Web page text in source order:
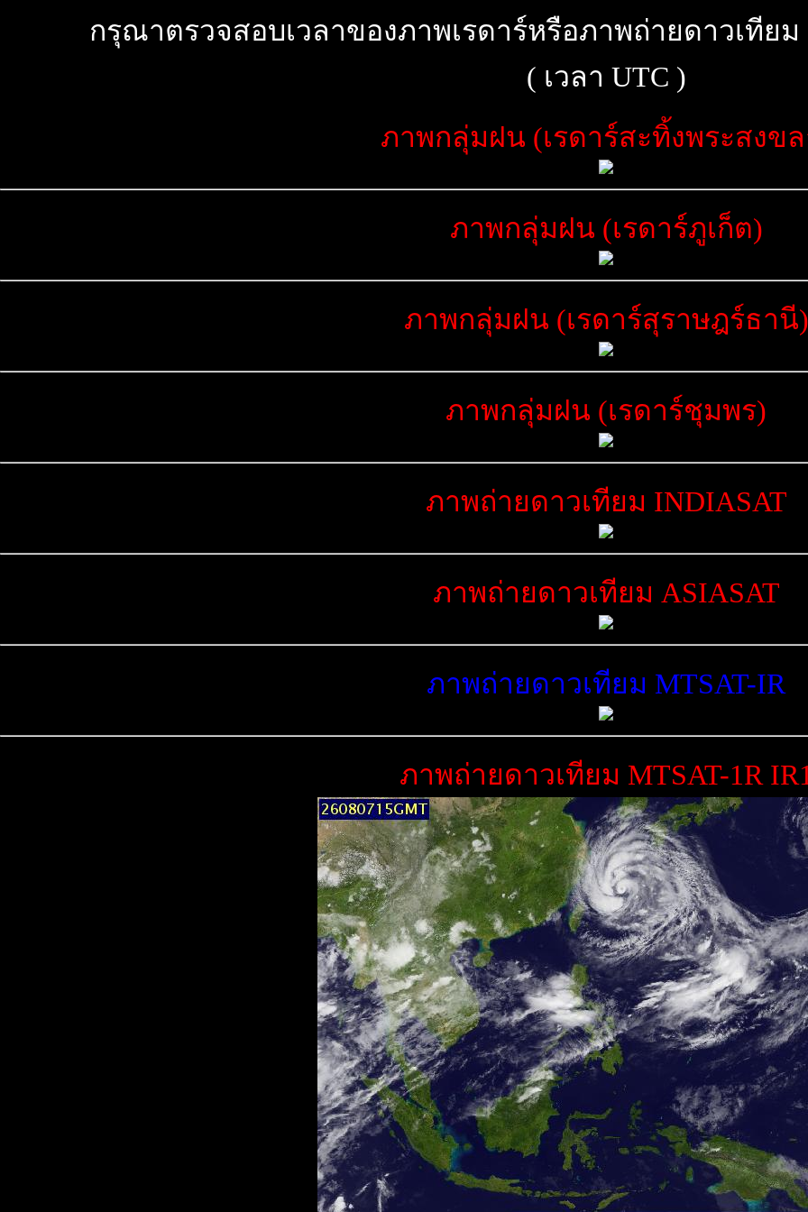
กรุณาตรวจสอบเวลาของภาพเรดาร์หรือภาพถ่ายดาวเทีย
( เวลา UTC )
ภาพกลุ่มฝน (เรดาร์สะทิ้งพระสงข
ภาพกลุ่มฝน (เรดาร์ภูเก็ต)
ภาพกลุ่มฝน (เรดาร์สุราษฎร์ธานี)
ภาพกลุ่มฝน (เรดาร์ชุมพร)
ภาพถ่ายดาวเทียม INDIASAT
ภาพถ่ายดาวเทียม ASIASAT
ภาพถ่ายดาวเทียม MTSAT-IR
ภาพถ่ายดาวเทียม MTSAT-1R